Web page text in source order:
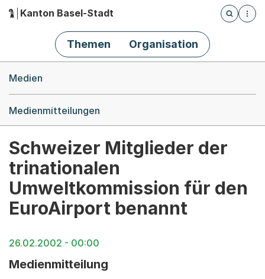
Hauptnavigation
Kanton Basel-Stadt
Öffnet
Themen Organisation
Medien
Medienmitteilungen
Schweizer Mitglieder der
trinationalen
Umweltkommission für den
EuroAirport benannt
26.02.2002 - 00:00
Medienmitteilung